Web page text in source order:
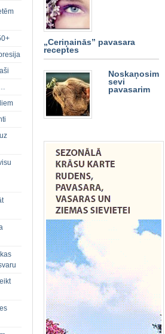
„Ceriņainās” pavasara
receptes
Noskaņosim
sevi
pavasarim